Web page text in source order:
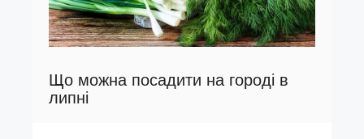
Що можна посадити на городі в
липні